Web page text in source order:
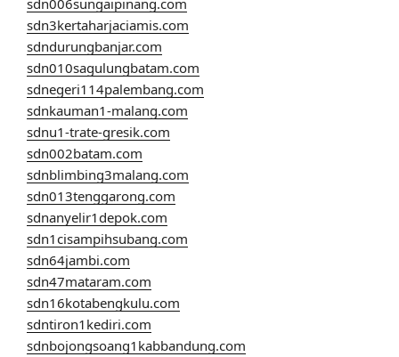
sdn006sungaipinang.com
sdn3kertaharjaciamis.com
sdndurungbanjar.com
sdn010sagulungbatam.com
sdnegeri114palembang.com
sdnkauman1-malang.com
sdnu1-trate-gresik.com
sdn002batam.com
sdnblimbing3malang.com
sdn013tenggarong.com
sdnanyelir1depok.com
sdn1cisampihsubang.com
sdn64jambi.com
sdn47mataram.com
sdn16kotabengkulu.com
sdntiron1kediri.com
sdnbojongsoang1kabbandung.com